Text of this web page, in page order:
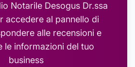
Notarile Desogus Dr.ssa
accedere al pannello di
alle recensioni e
le informazioni del tuo
business